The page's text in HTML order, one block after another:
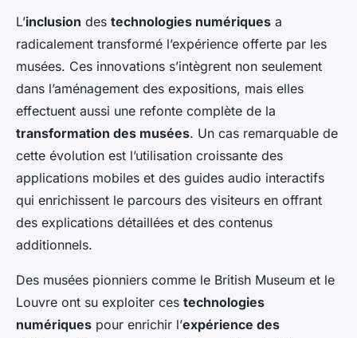
L’inclusion des technologies numériques a
radicalement transformé l’expérience offerte par les
musées. Ces innovations s’intègrent non seulement
dans l’aménagement des expositions, mais elles
effectuent aussi une refonte complète de la
transformation des musées. Un cas remarquable de
cette évolution est l’utilisation croissante des
applications mobiles et des guides audio interactifs
qui enrichissent le parcours des visiteurs en offrant
des explications détaillées et des contenus
additionnels.
Des musées pionniers comme le British Museum et le
Louvre ont su exploiter ces technologies
numériques pour enrichir l’expérience des